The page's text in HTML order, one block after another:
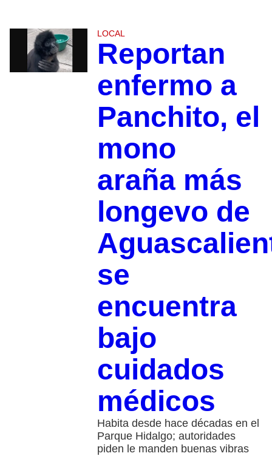
LOCAL
Reportan
enfermo a
Panchito, el
mono
araña más
longevo de
se
encuentra
bajo
cuidados
médicos
Habita desde hace décadas en el
Parque Hidalgo; autoridades
piden le manden buenas vibras